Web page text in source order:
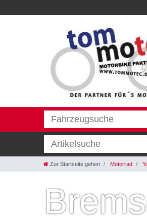
Zur Startseite gehen Motorrad